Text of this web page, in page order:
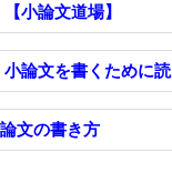
小論文道場】
論文を書くために
文の書き方